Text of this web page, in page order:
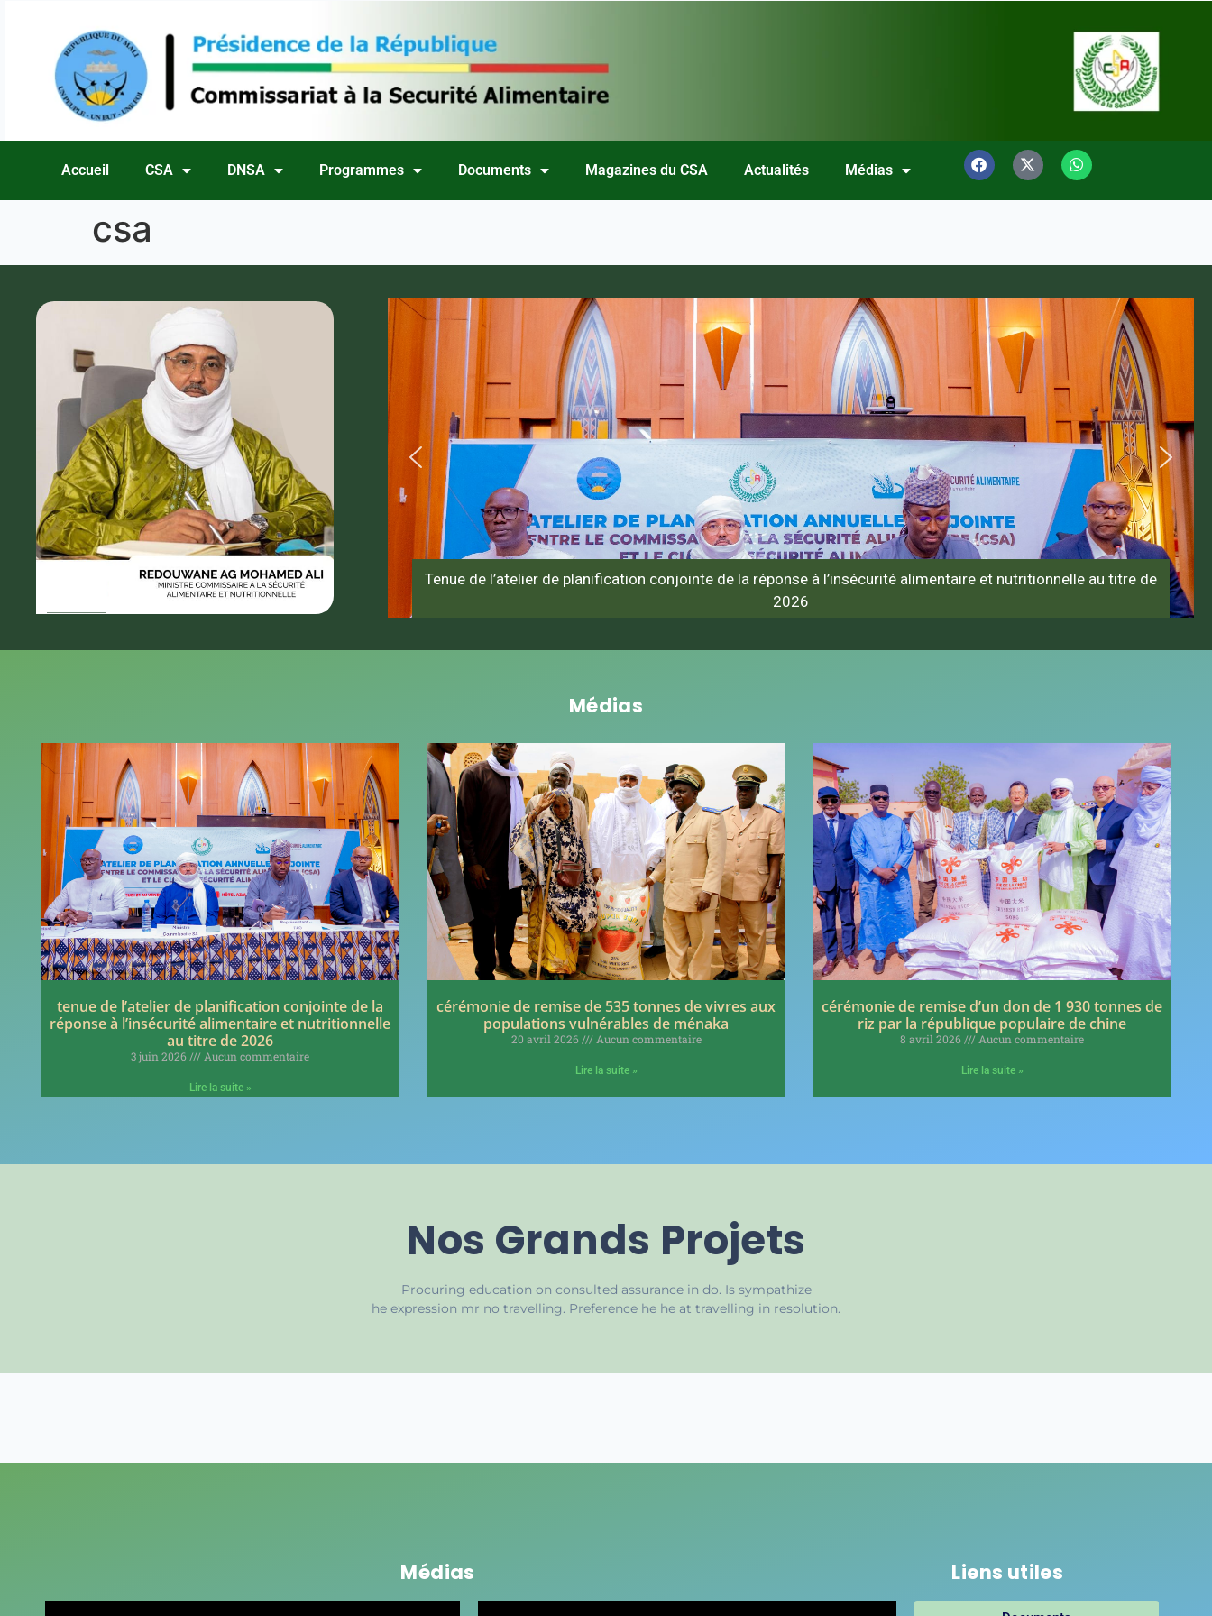
Accueil CSA DNSA Programmes Documents Magazines du CSA Actualités Médias
csa
Tenue de l’atelier de planification conjointe de la réponse à l’insécurité alimentaire et nutritionnelle au titre de
2026
Médias
tenue de l’atelier de planification conjointe de la
réponse à l’insécurité alimentaire et nutritionnelle
au titre de 2026
3 juin 2026 Aucun commentaire
Lire la suite »
cérémonie de remise de 535 tonnes de vivres aux
populations vulnérables de ménaka
20 avril 2026 Aucun commentaire
Lire la suite »
cérémonie de remise d’un don de 1 930 tonnes de
riz par la république populaire de chine
8 avril 2026 Aucun commentaire
Lire la suite »
Nos Grands Projets
Procuring education on consulted assurance in do. Is sympathize
he expression mr no travelling. Preference he he at travelling in resolution.
Médias Liens utiles